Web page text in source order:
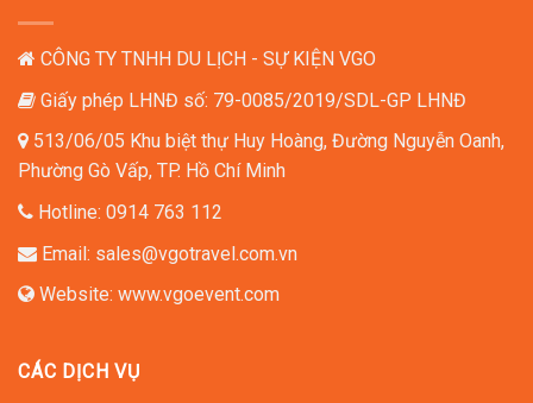
CÔNG TY TNHH DU LỊCH - SỰ KIỆN VGO
Giấy phép LHNĐ số: 79-0085/2019/SDL-GP LHNĐ
513/06/05 Khu biệt thự Huy Hoàng, Đường Nguyễn Oanh,
Phường Gò Vấp, TP. Hồ Chí Minh
Hotline: 0914 763 112
Email: sales@vgotravel.com.vn
Website: www.vgoevent.com
CÁC DỊCH VỤ